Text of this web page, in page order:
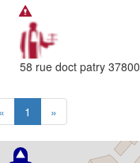
58 rue doct patry 37800
1 »